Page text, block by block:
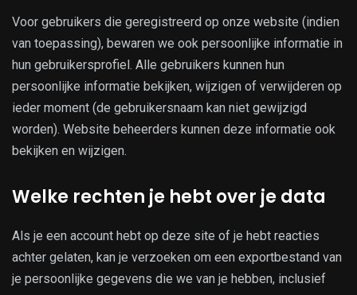
Voor gebruikers die geregistreerd op onze website (indien
van toepassing), bewaren we ook persoonlijke informatie in
hun gebruikersprofiel. Alle gebruikers kunnen hun
persoonlijke informatie bekijken, wijzigen of verwijderen op
ieder moment (de gebruikersnaam kan niet gewijzigd
worden). Website beheerders kunnen deze informatie ook
bekijken en wijzigen.
Welke rechten je hebt over je data
Als je een account hebt op deze site of je hebt reacties
achter gelaten, kan je verzoeken om een exportbestand van
je persoonlijke gegevens die we van je hebben, inclusief